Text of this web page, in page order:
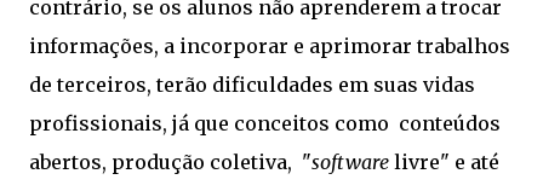
contrário, se os alunos não aprenderem a trocar
informações, a incorporar e aprimorar trabalhos
de terceiros, terão dificuldades em suas vidas
profissionais, já que conceitos como conteúdos
abertos, produção coletiva, "software livre" e até